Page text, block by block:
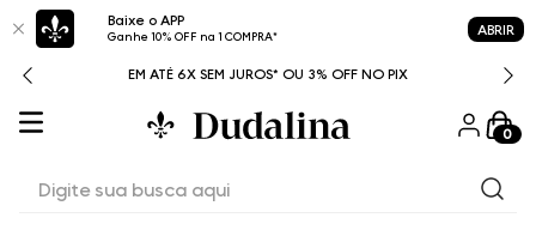
Baixe o APP
Ganhe 10% OFF na 1 COMPRA* ABRIR
EM ATÉ 6X SEM JUROS* OU 3% OFF NO PIX
0